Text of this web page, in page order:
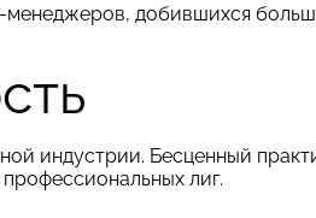
добившихся
индустрии. Бесценный
лиг.